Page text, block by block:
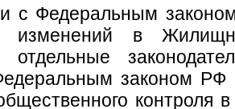
с Федеральным
изменений в
законом
контроля